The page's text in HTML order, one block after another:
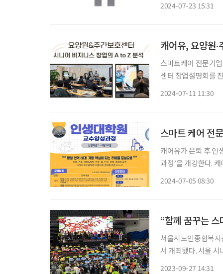
2024-07-23 15:31
캐어유, 요양원
스마트케어 전문기
센터 창업설명회를 진행한다. 요양원‧주간보호센터에 대한 이
2024-07-11 11:30
스마트 케어 전
캐어유가 은퇴 후 인
과정’을 개강한다. 캐어유는 ‘디지털 문해강사’ 과정을 통해 200여 명의 강사를 배출, 서울 경
2024-07-05 08:30
“함께 꿈꾸는
서울시노인종합복지
서 개최됐다. 서울
2023-09-27 14:31